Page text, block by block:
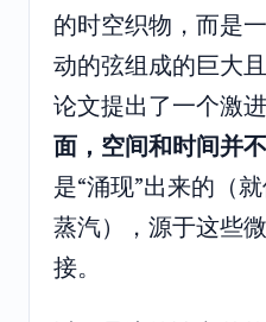
的时空织物，而是
动的弦组成的巨大
论文提出了一个激
面，空间和时间并不
是“涌现”出来的（
蒸汽），源于这些
接。